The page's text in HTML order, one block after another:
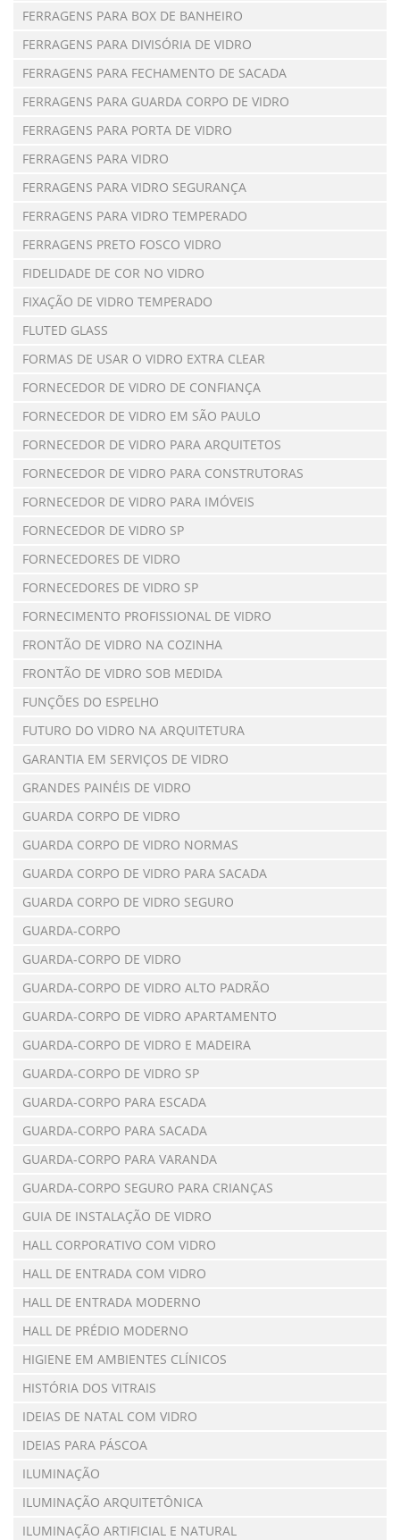
FERRAGENS PARA BOX DE BANHEIRO
FERRAGENS PARA DIVISÓRIA DE VIDRO
FERRAGENS PARA FECHAMENTO DE SACADA
FERRAGENS PARA GUARDA CORPO DE VIDRO
FERRAGENS PARA PORTA DE VIDRO
FERRAGENS PARA VIDRO
FERRAGENS PARA VIDRO SEGURANÇA
FERRAGENS PARA VIDRO TEMPERADO
FERRAGENS PRETO FOSCO VIDRO
FIDELIDADE DE COR NO VIDRO
FIXAÇÃO DE VIDRO TEMPERADO
FLUTED GLASS
FORMAS DE USAR O VIDRO EXTRA CLEAR
FORNECEDOR DE VIDRO DE CONFIANÇA
FORNECEDOR DE VIDRO EM SÃO PAULO
FORNECEDOR DE VIDRO PARA ARQUITETOS
FORNECEDOR DE VIDRO PARA CONSTRUTORAS
FORNECEDOR DE VIDRO PARA IMÓVEIS
FORNECEDOR DE VIDRO SP
FORNECEDORES DE VIDRO
FORNECEDORES DE VIDRO SP
FORNECIMENTO PROFISSIONAL DE VIDRO
FRONTÃO DE VIDRO NA COZINHA
FRONTÃO DE VIDRO SOB MEDIDA
FUNÇÕES DO ESPELHO
FUTURO DO VIDRO NA ARQUITETURA
GARANTIA EM SERVIÇOS DE VIDRO
GRANDES PAINÉIS DE VIDRO
GUARDA CORPO DE VIDRO
GUARDA CORPO DE VIDRO NORMAS
GUARDA CORPO DE VIDRO PARA SACADA
GUARDA CORPO DE VIDRO SEGURO
GUARDA-CORPO
GUARDA-CORPO DE VIDRO
GUARDA-CORPO DE VIDRO ALTO PADRÃO
GUARDA-CORPO DE VIDRO APARTAMENTO
GUARDA-CORPO DE VIDRO E MADEIRA
GUARDA-CORPO DE VIDRO SP
GUARDA-CORPO PARA ESCADA
GUARDA-CORPO PARA SACADA
GUARDA-CORPO PARA VARANDA
GUARDA-CORPO SEGURO PARA CRIANÇAS
GUIA DE INSTALAÇÃO DE VIDRO
HALL CORPORATIVO COM VIDRO
HALL DE ENTRADA COM VIDRO
HALL DE ENTRADA MODERNO
HALL DE PRÉDIO MODERNO
HIGIENE EM AMBIENTES CLÍNICOS
HISTÓRIA DOS VITRAIS
IDEIAS DE NATAL COM VIDRO
IDEIAS PARA PÁSCOA
ILUMINAÇÃO
ILUMINAÇÃO ARQUITETÔNICA
ILUMINAÇÃO ARTIFICIAL E NATURAL